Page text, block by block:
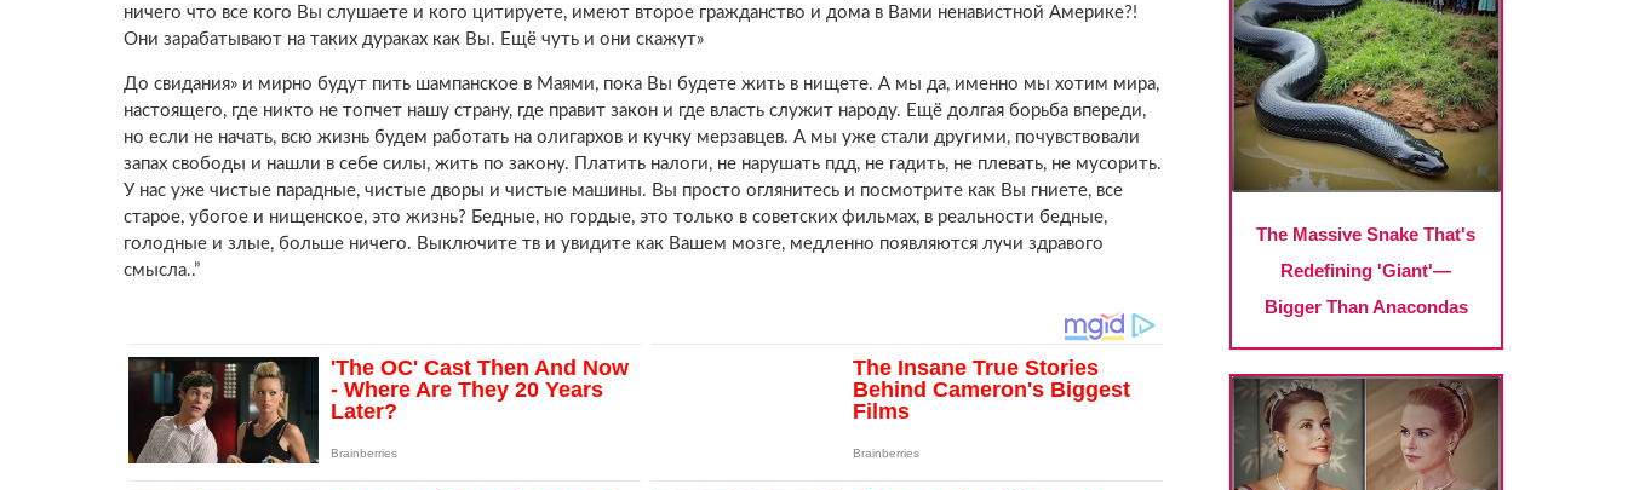
ничего что все кого Вы слушаете и кого цитируете, имеют второе гражданство и дома в Вами ненавистной Америке?!
Они зарабатывают на таких дураках как Вы. Ещё чуть и они скажут»
До свидания» и мирно будут пить шампанское в Маями, пока Вы будете жить в нищете. А мы да, именно мы хотим мира,
настоящего, где никто не топчет нашу страну, где правит закон и где власть служит народу. Ещё долгая борьба впереди,
но если не начать, всю жизнь будем работать на олигархов и кучку мерзавцев. А мы уже стали другими, почувствовали
запах свободы и нашли в себе силы, жить по закону. Платить налоги, не нарушать пдд, не гадить, не плевать, не мусорить.
У нас уже чистые парадные, чистые дворы и чистые машины. Вы просто оглянитесь и посмотрите как Вы гниете, все
старое, убогое и нищенское, это жизнь? Бедные, но гордые, это только в советских фильмах, в реальности бедные,
голодные и злые, больше ничего. Выключите тв и увидите как Вашем мозге, медленно появляются лучи здравого
смысла..”